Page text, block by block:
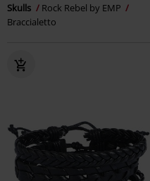
Skulls
Rock Rebel by EMP
Braccialetto